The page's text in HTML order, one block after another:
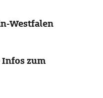
Westfalen
Infos zum